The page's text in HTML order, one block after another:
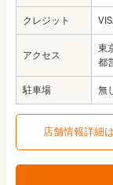
クレジット
アクセス
東
都
駐車場 無
店舗情報詳細